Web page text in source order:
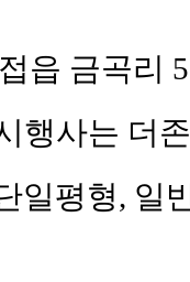
읍 금곡리
행사는 더
일평형,